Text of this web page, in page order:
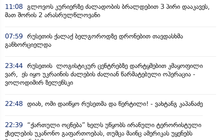
11:08 გლოვოს კურიერზე ძალადობის ბრალდებით 3 პირი დააკავეს,
მათ შორის 2 არასრულწლოვანი
07:59 რუსეთის ქალაქ ბელგოროდზე დრონებით თავდასხმა
განხორციელდა
23:44 რუსეთის ლოგისტიკურ ცენტრებზე დარტყმებით კმაყოფილი
ვარ, ეს იყო უკრაინის ძალების ძალიან წარმატებული ოპერაცია -
ვოლოდიმირ ზელენსკი
22:48 დიახ, ომი დაიწყო რუსეთმა და წერტილი! - ვახტანგ კაპანაძე
22:39
“ქართული ოცნება” ხელს უწყობს ირანული ტერორისტული
ქსელების უკანონო გაფართოებას, თუმცა მაინც ამერიკას უყენებს